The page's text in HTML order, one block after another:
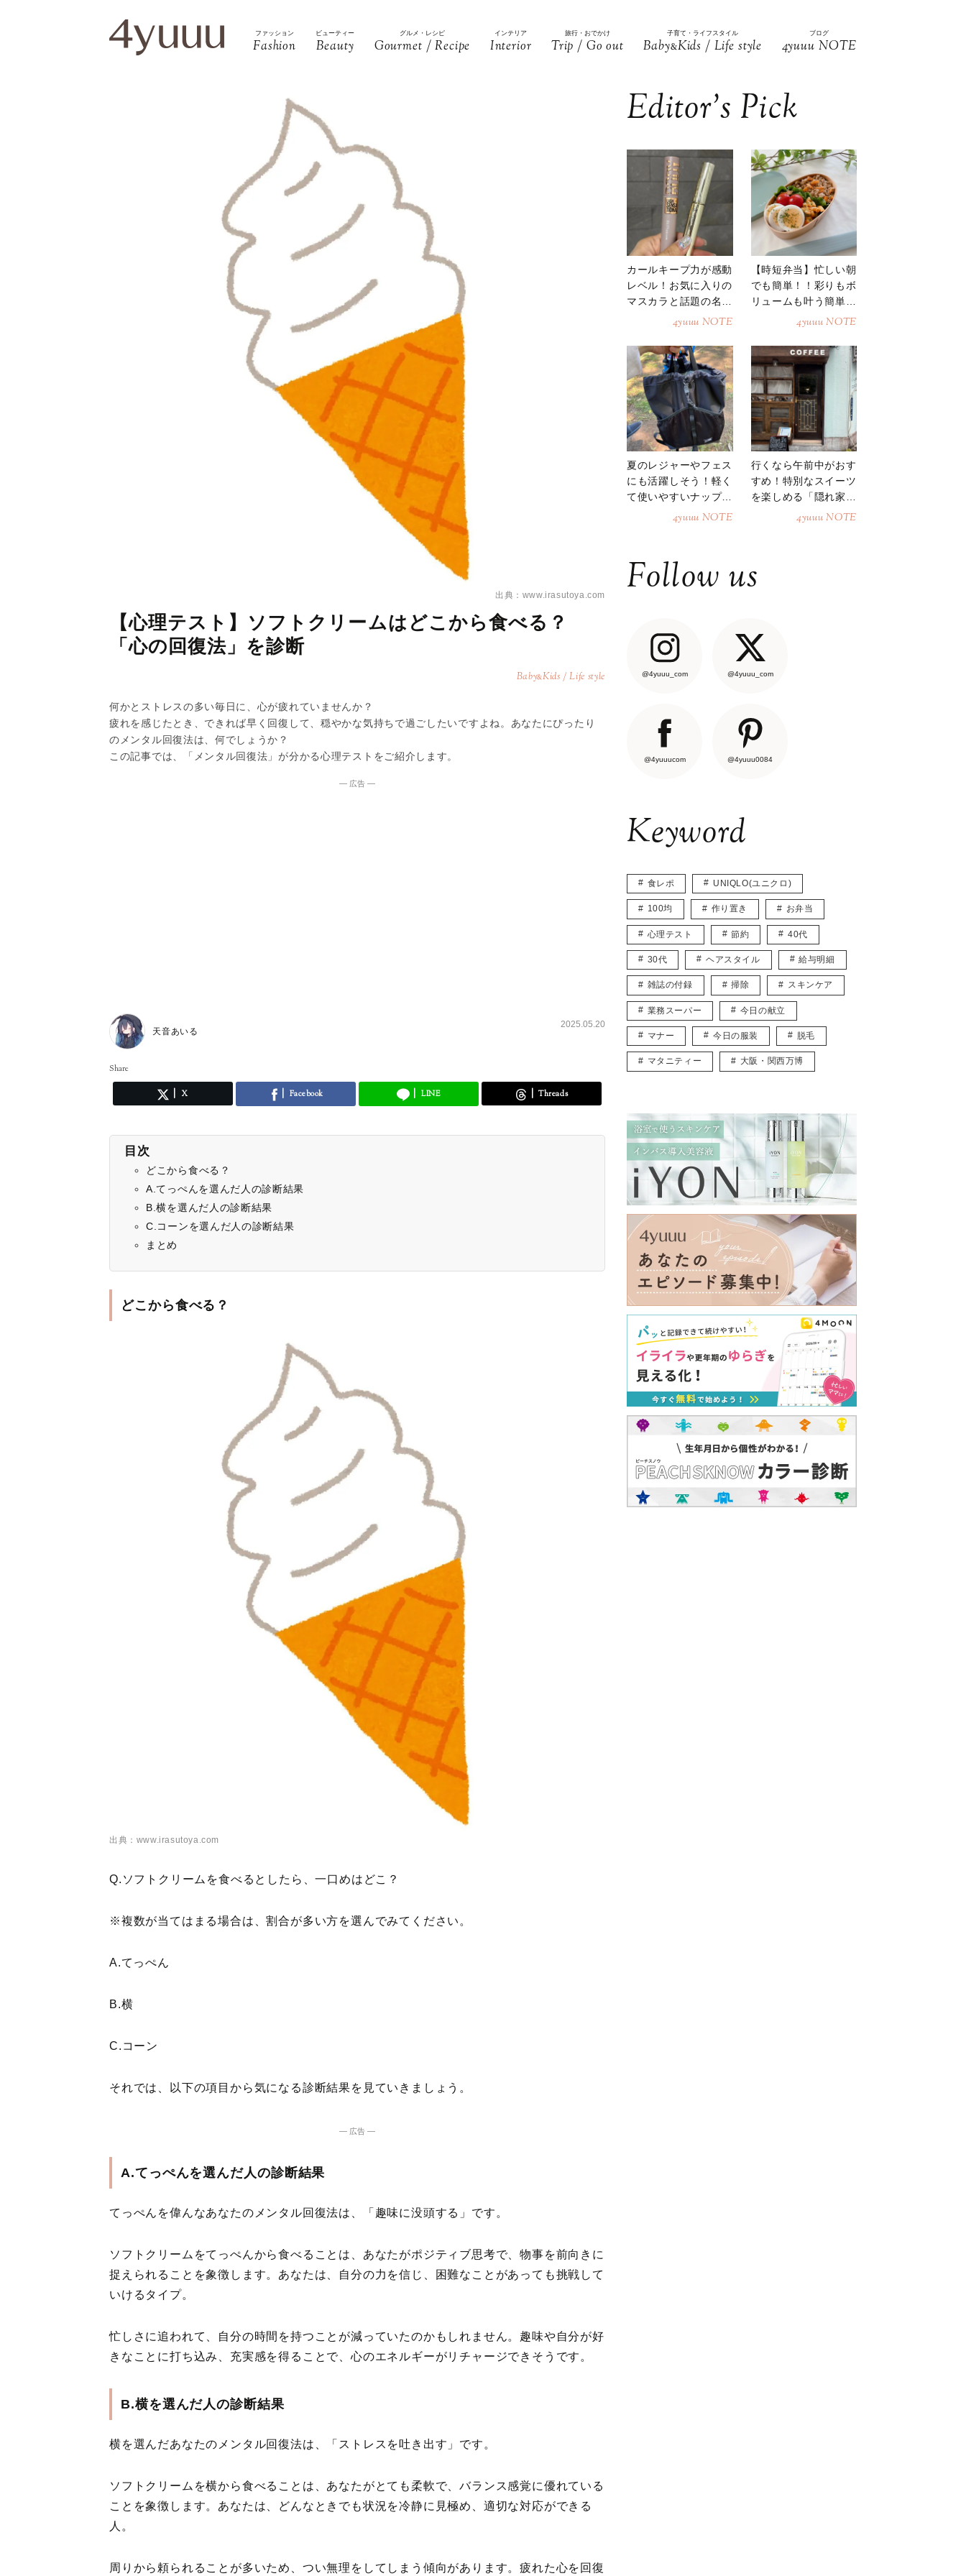
ファッション
Fashion
ビューティー
Beauty
グルメ・レシピ
Gourmet / Recipe
インテリア
Interior
旅行・おでかけ
Trip / Go out
子育て・ライフスタイル
Baby&Kids / Life style
ブログ
4yuuu NOTE
出典：www.irasutoya.com
【心理テスト】ソフトクリームはどこから食べる？
「心の回復法」を診断
Baby&Kids / Life style
何かとストレスの多い毎日に、心が疲れていませんか？
疲れを感じたとき、できれば早く回復して、穏やかな気持ちで過ごしたいですよね。あなたにぴったり
のメンタル回復法は、何でしょうか？
この記事では、「メンタル回復法」が分かる心理テストをご紹介します。
― 広告 ―
天音あいる
2025.05.20
Share
X Facebook LINE Threads
目次
どこから食べる？
A.てっぺんを選んだ人の診断結果
B.横を選んだ人の診断結果
C.コーンを選んだ人の診断結果
まとめ
どこから食べる？
出典：www.irasutoya.com
Q.ソフトクリームを食べるとしたら、一口めはどこ？
※複数が当てはまる場合は、割合が多い方を選んでみてください。
A.てっぺん
B.横
C.コーン
それでは、以下の項目から気になる診断結果を見ていきましょう。
― 広告 ―
A.てっぺんを選んだ人の診断結果
てっぺんを偉んなあなたのメンタル回復法は、「趣味に没頭する」です。
ソフトクリームをてっぺんから食べることは、あなたがポジティブ思考で、物事を前向きに
捉えられることを象徴します。あなたは、自分の力を信じ、困難なことがあっても挑戦して
いけるタイプ。
忙しさに追われて、自分の時間を持つことが減っていたのかもしれません。趣味や自分が好
きなことに打ち込み、充実感を得ることで、心のエネルギーがリチャージできそうです。
B.横を選んだ人の診断結果
横を選んだあなたのメンタル回復法は、「ストレスを吐き出す」です。
ソフトクリームを横から食べることは、あなたがとても柔軟で、バランス感覚に優れている
ことを象徴します。あなたは、どんなときでも状況を冷静に見極め、適切な対応ができる
人。
周りから頼られることが多いため、つい無理をしてしまう傾向があります。疲れた心を回復
Editor’s Pick
カールキープ力が感動
レベル！お気に入りの
マスカラと話題の名品
4yuuu NOTE
【時短弁当】忙しい朝
でも簡単！！彩りもボ
リュームも叶う簡単そ
4yuuu NOTE
夏のレジャーやフェス
にも活躍しそう！軽く
て使いやすいナップサ
4yuuu NOTE
行くなら午前中がおす
すめ！特別なスイーツ
を楽しめる「隠れ家カ
4yuuu NOTE
Follow us
@4yuuu_com @4yuuu_com
@4yuuucom @4yuuu0084
Keyword
食レポ UNIQLO(ユニクロ)
100均 作り置き お弁当
心理テスト 節約 40代
30代 ヘアスタイル 給与明細
雑誌の付録 掃除 スキンケア
業務スーパー 今日の献立
マナー 今日の服装 脱毛
マタニティー 大阪・関西万博